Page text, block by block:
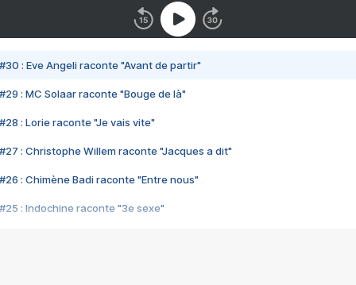
#30 : Eve Angeli raconte "Avant de partir"
#29 : MC Solaar raconte "Bouge de là"
#28 : Lorie raconte "Je vais vite"
#27 : Christophe Willem raconte "Jacques a dit"
#26 : Chimène Badi raconte "Entre nous"
#25 : Indochine raconte "3e sexe"